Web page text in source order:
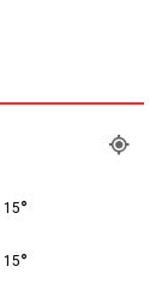
15°
15°